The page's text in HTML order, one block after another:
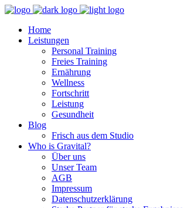
Home
Leistungen
Personal Training
Freies Training
Ernährung
Wellness
Fortschritt
Leistung
Gesundheit
Blog
Frisch aus dem Studio
Who is Gravital?
Über uns
Unser Team
AGB
Impressum
Datenschutzerklärung